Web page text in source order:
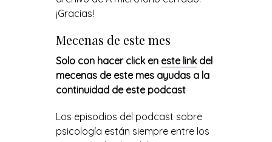
¡Gracias!
Mecenas de este mes
Solo con hacer click en este linkdel
mecenas de este mes ayudas a la
continuidad de este podcast
Los episodios del podcast sobre
psicología están siempre entre los